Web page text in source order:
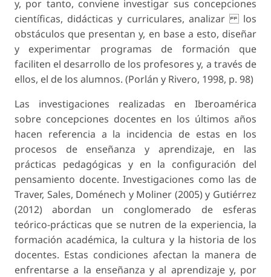
y, por tanto, conviene investigar sus concepciones
científicas, didácticas y curriculares, analizar los
obstáculos que presentan y, en base a esto, diseñar
y experimentar programas de formación que
faciliten el desarrollo de los profesores y, a través de
ellos, el de los alumnos. (Porlán y Rivero, 1998, p. 98)
Las investigaciones realizadas en Iberoamérica
sobre concepciones docentes en los últimos años
hacen referencia a la incidencia de estas en los
procesos de enseñanza y aprendizaje, en las
prácticas pedagógicas y en la configuración del
pensamiento docente. Investigaciones como las de
Traver, Sales, Doménech y Moliner (2005) y Gutiérrez
(2012) abordan un conglomerado de esferas
teórico-prácticas que se nutren de la experiencia, la
formación académica, la cultura y la historia de los
docentes. Estas condiciones afectan la manera de
enfrentarse a la enseñanza y al aprendizaje y, por